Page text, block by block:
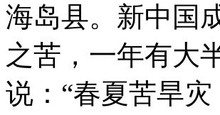
海岛县。新中国
之苦，一年有大
说：“春夏苦旱